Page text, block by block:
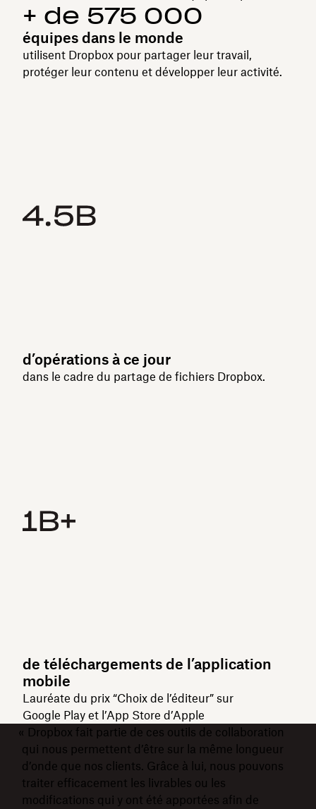
+ de 575 000
équipes dans le monde
utilisent Dropbox pour partager leur travail,
protéger leur contenu et développer leur activité.
d’opérations à ce jour
dans le cadre du partage de fichiers Dropbox.
de téléchargements de l’application
mobile
Lauréate du prix “Choix de l’éditeur” sur
Google Play et l’App Store d’Apple
« Dropbox fait partie de ces outils de collaboration
qui nous permettent d’être sur la même longueur
d’onde que nos clients. Grâce à lui, nous pouvons
traiter efficacement les livrables ou les
modifications qui y ont été apportées afin de